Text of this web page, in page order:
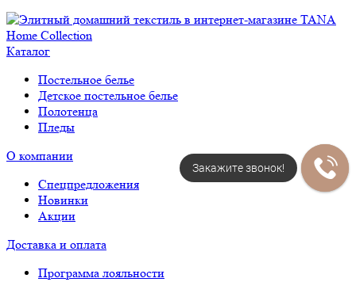
Каталог
Постельное белье
Детское постельное белье
Полотенца
Пледы
О компании
Спецпредложения
Новинки
Акции
Доставка и оплата
Программа лояльности
Закажите звонок!